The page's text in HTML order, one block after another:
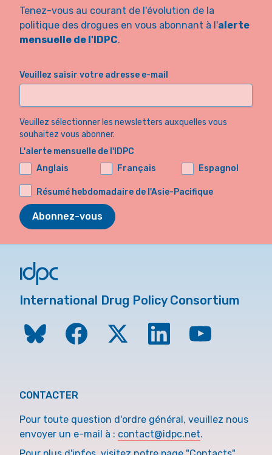
Tenez-vous au courant de l'évolution de la
politique des drogues en vous abonnant à l'alerte
mensuelle de l'IDPC.
Veuillez saisir votre adresse e-mail
Veuillez sélectionner les newsletters auxquelles vous
souhaitez vous abonner.
L'alerte mensuelle de l'IDPC
Anglais
Français Espagnol
Résumé hebdomadaire de l'Asie-Pacifique
Abonnez-vous
International Drug Policy Consortium
CONTACTER
Pour toute question d'ordre général, veuillez nous
envoyer un e-mail à : contact@idpc.net.